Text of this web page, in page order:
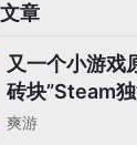
章
又一个小游戏
砖块”Steam
Demo吸引16
爽游